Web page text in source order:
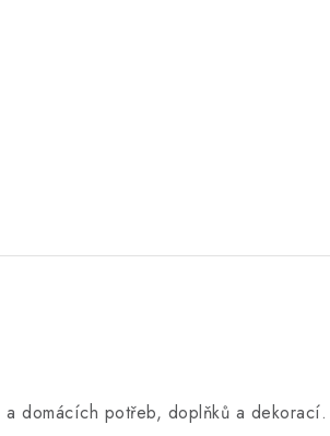
domácích potřeb, doplňků a